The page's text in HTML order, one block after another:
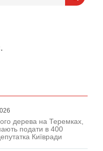
дерева на Теремках,
подати в 400
Київради